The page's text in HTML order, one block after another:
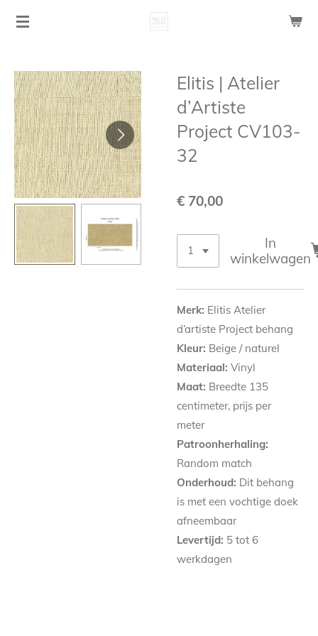
Ga
de
hoofdinhoud
Elitis | Atelier
d’Artiste
Project CV103-
32
€ 70,00
In
winkelwagen
Merk: Elitis Atelier
d’artiste Project behang
Kleur: Beige / naturel
Materiaal: Vinyl
Maat: Breedte 135
centimeter, prijs per
meter
Patroonherhaling:
Random match
Onderhoud: Dit behang
is met een vochtige doek
afneembaar
Levertijd: 5 tot 6
werkdagen